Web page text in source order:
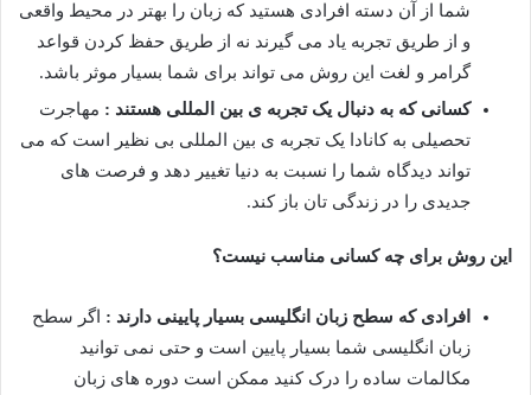
شما از آن دسته افرادی هستید که زبان را بهتر در محیط واقعی
و از طریق تجربه یاد می گیرند نه از طریق حفظ کردن قواعد
گرامر و لغت این روش می تواند برای شما بسیار موثر باشد.
کسانی که به دنبال یک تجربه ی بین المللی هستند : مهاجرت
تحصیلی به کانادا یک تجربه ی بین المللی بی نظیر است که می
تواند دیدگاه شما را نسبت به دنیا تغییر دهد و فرصت های
جدیدی را در زندگی تان باز کند.
این روش برای چه کسانی مناسب نیست؟
افرادی که سطح زبان انگلیسی بسیار پایینی دارند : اگر سطح
زبان انگلیسی شما بسیار پایین است و حتی نمی توانید
مکالمات ساده را درک کنید ممکن است دوره های زبان